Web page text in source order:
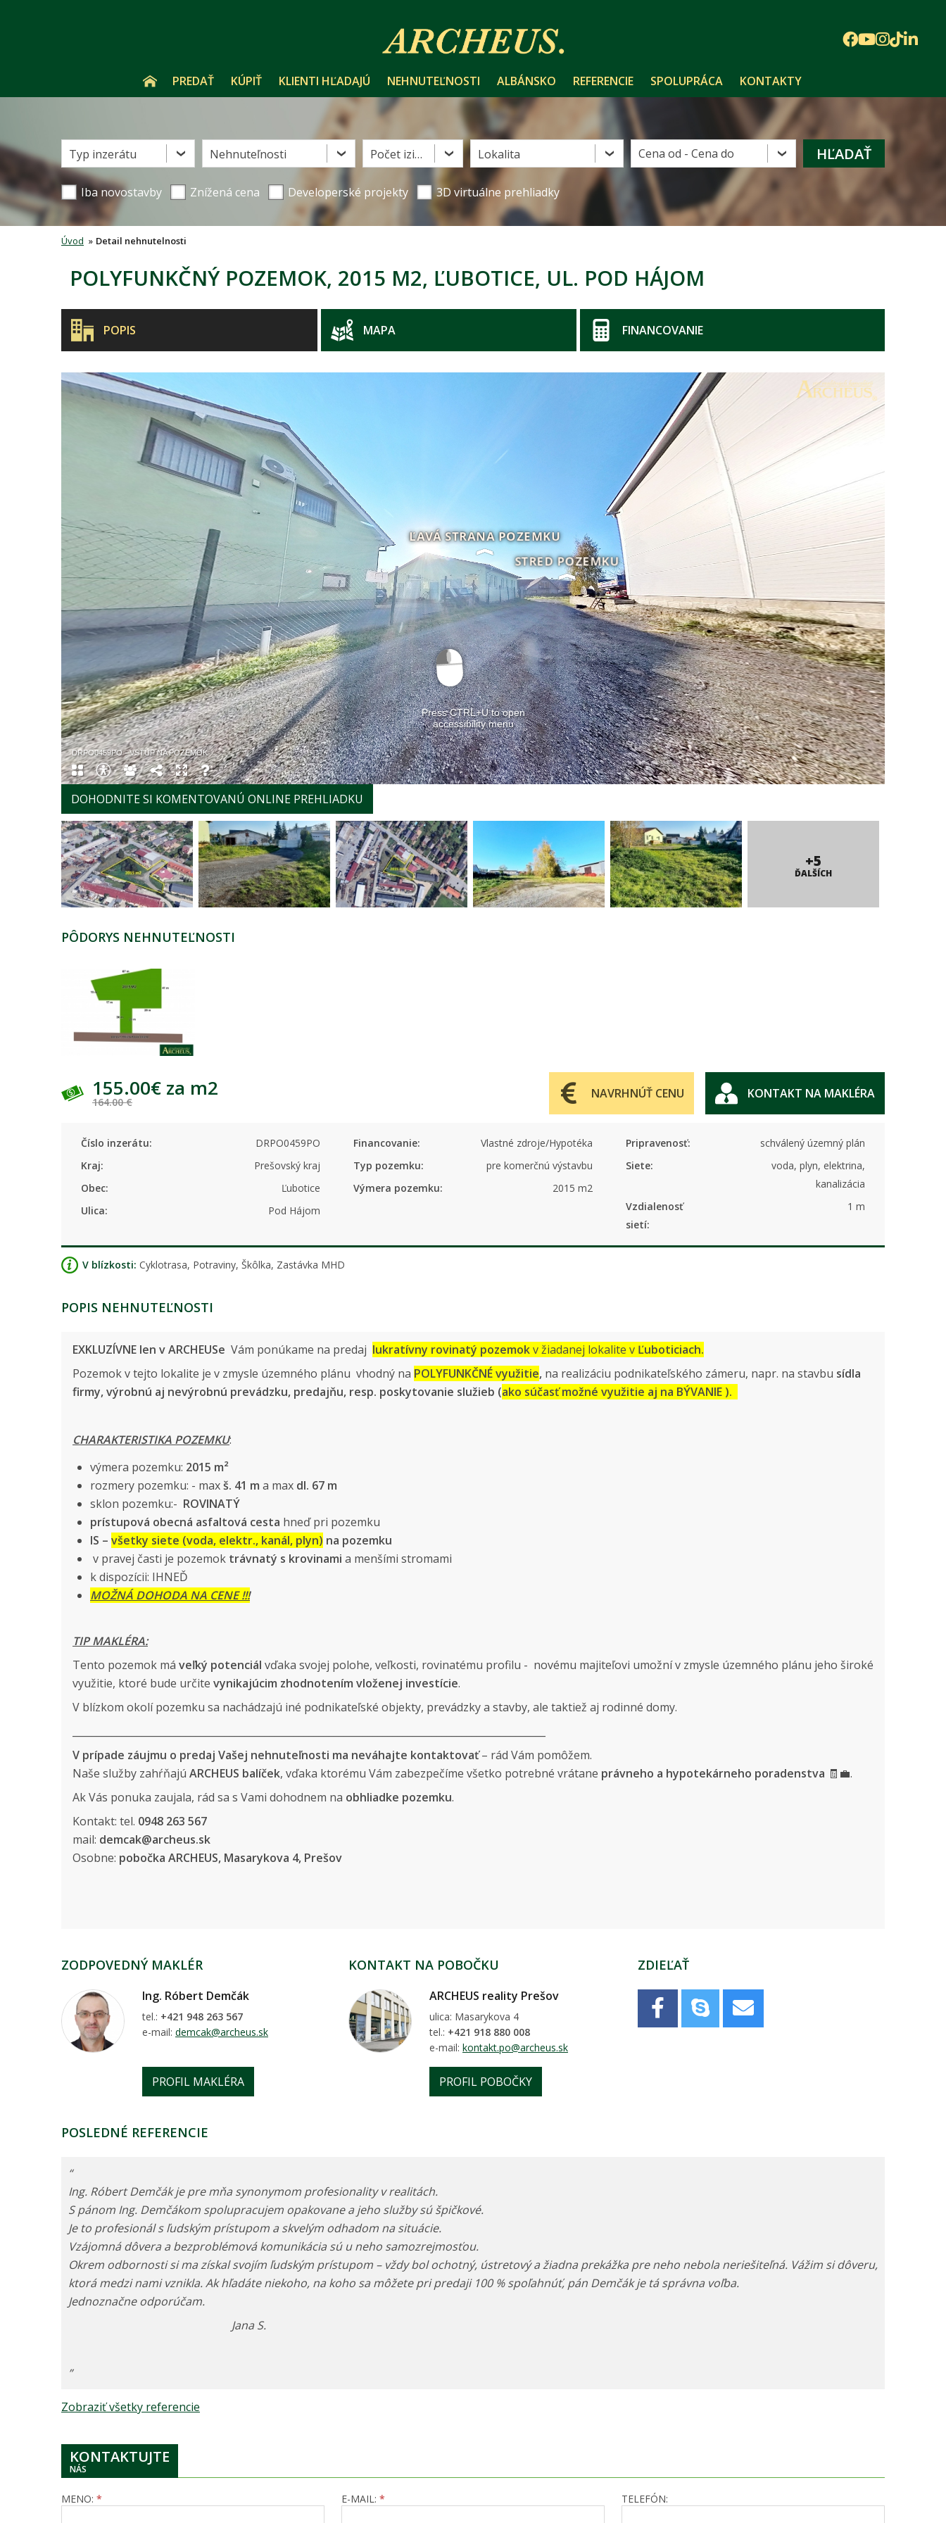
PREDAŤ KÚPIŤ KLIENTI HĽADAJÚ NEHNUTEĽNOSTI ALBÁNSKO REFERENCIE SPOLUPRÁCA KONTAKTY
Typ inzerátu Nehnuteľnosti Počet izieb Lokalita
Iba novostavby Znížená cena Developerské projekty 3D virtuálne prehliadky
Úvod » Detail nehnutelnosti
POLYFUNKČNÝ POZEMOK, 2015 M2, ĽUBOTICE, UL. POD HÁJOM
POPIS MAPA FINANCOVANIE
DOHODNITE SI KOMENTOVANÚ ONLINE PREHLIADKU
+5
ĎALŠÍCH
PÔDORYS NEHNUTEĽNOSTI
155.00€ za m2
164.00 €
NAVRHNÚŤ CENU KONTAKT NA MAKLÉRA
Číslo inzerátu:
DRPO0459PO
Kraj:
Prešovský kraj
Obec:
Ľubotice
Ulica:
Pod Hájom
Financovanie:
Vlastné zdroje/Hypotéka
Typ pozemku:
pre komerčnú výstavbu
Výmera pozemku:
2015 m2
Pripravenosť:
schválený územný plán
Siete:
voda, plyn, elektrina,
kanalizácia
Vzdialenosť
sietí:
1 m
V blízkosti: Cyklotrasa, Potraviny, Škôlka, Zastávka MHD
POPIS NEHNUTEĽNOSTI
EXKLUZÍVNE len v ARCHEUSe Vám ponúkame na predaj lukratívny rovinatý pozemokv žiadanej lokalite v Ľuboticiach.
Pozemok v tejto lokalite je v zmysle územného plánu vhodný na POLYFUNKČNÉ využitie, na realizáciu podnikateľského zámeru, napr. na stavbu sídla
firmy, výrobnú aj nevýrobnú prevádzku, predajňu, resp. poskytovanie služieb (ako súčasť možné využitie aj na BÝVANIE ).
CHARAKTERISTIKA POZEMKU:
výmera pozemku: 2015 m²
rozmery pozemku: - maxš. 41 m a max dl. 67 m
sklon pozemku:- ROVINATÝ
prístupová obecná asfaltová cesta hneď pri pozemku
IS – všetky siete (voda, elektr., kanál, plyn) na pozemku
v pravej časti je pozemok trávnatý s krovinami a menšími stromami
k dispozícii: IHNEĎ
MOŽNÁ DOHODA NA CENE !!!
TIP MAKLÉRA:
Tento pozemok má veľký potenciál vďaka svojej polohe, veľkosti, rovinatému profilu - novému majiteľovi umožní v zmysle územného plánu jeho široké
využitie, ktoré bude určite vynikajúcim zhodnotením vloženej investície.
V blízkom okolí pozemku sa nachádzajú iné podnikateľské objekty, prevádzky a stavby, ale taktiež aj rodinné domy.
V prípade záujmu o predaj Vašej nehnuteľnosti ma neváhajte kontaktovať– rád Vám pomôžem.
Naše služby zahŕňajú ARCHEUS balíček, vďaka ktorému Vám zabezpečíme všetko potrebné vrátane právneho a hypotekárneho poradenstva 🧾💼.
Ak Vás ponuka zaujala, rád sa s Vami dohodnem na obhliadke pozemku.
Kontakt: tel. 0948 263 567
mail: demcak@archeus.sk
Osobne: pobočka ARCHEUS, Masarykova 4, Prešov
ZODPOVEDNÝ MAKLÉR
Ing. Róbert Demčák
tel.: +421 948 263 567
e-mail: demcak@archeus.sk
PROFIL MAKLÉRA
KONTAKT NA POBOČKU
ARCHEUS reality Prešov
ulica: Masarykova 4
tel.: +421 918 880 008
e-mail: kontakt.po@archeus.sk
PROFIL POBOČKY
ZDIEĽAŤ
POSLEDNÉ REFERENCIE
“
Ing. Róbert Demčák je pre mňa synonymom profesionality v realitách.
S pánom Ing. Demčákom spolupracujem opakovane a jeho služby sú špičkové.
Je to profesionál s ľudským prístupom a skvelým odhadom na situácie.
Vzájomná dôvera a bezproblémová komunikácia sú u neho samozrejmosťou.
Okrem odbornosti si ma získal svojím ľudským prístupom – vždy bol ochotný, ústretový a žiadna prekážka pre neho nebola neriešiteľná. Vážim si dôveru,
ktorá medzi nami vznikla. Ak hľadáte niekoho, na koho sa môžete pri predaji 100 % spoľahnúť, pán Demčák je tá správna voľba.
Jednoznačne odporúčam.
Jana S.
”
Zobraziť všetky referencie
KONTAKTUJTE
NÁS
MENO: * E-MAIL: * TELEFÓN: